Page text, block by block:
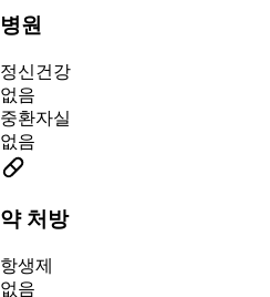
병원
정신건강
없음
중환자실
없음
약 처방
항생제
없음